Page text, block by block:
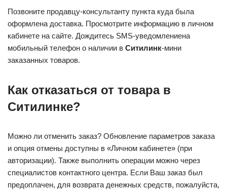
Позвоните продавцу-консультанту пункта куда была
оформлена доставка. Просмотрите информацию в личном
кабинете на сайте. Дождитесь SMS-уведомлениена
мобильный телефон о наличии в Ситилинк-мини
заказанных товаров.
Как отказаться от товара в
Ситилинке?
Можно ли отменить заказ? Обновление параметров заказа
и опция отмены доступны в «Личном кабинете» (при
авторизации). Также выполнить операции можно через
специалистов контактного центра. Если Ваш заказ был
предоплачен, для возврата денежных средств, пожалуйста,